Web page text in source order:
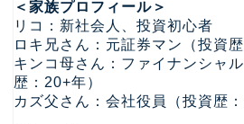
＜家族プロフィール＞
リコ：新社会人、投資初心者
ロキ兄さん：元証券マン（投資歴
キンコ母さん：ファイナンシャ
歴：20+年）
カズ父さん：会社役員（投資歴：